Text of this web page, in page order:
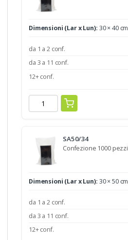
Dimensioni (Lar x Lun): 30 × 40 cm
da 1 a 2 conf.
da 3 a 11 conf.
12+ conf.
SA50/34
Confezione 1000 pezzi
Dimensioni (Lar x Lun): 30 × 50 cm
da 1 a 2 conf.
da 3 a 11 conf.
12+ conf.